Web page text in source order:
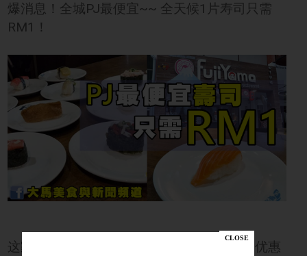
爆消息！全城PJ最便宜~~ 全天候1片寿司只需
RM1！
这家正宗美式日本寿司店第一次推出这样的优惠